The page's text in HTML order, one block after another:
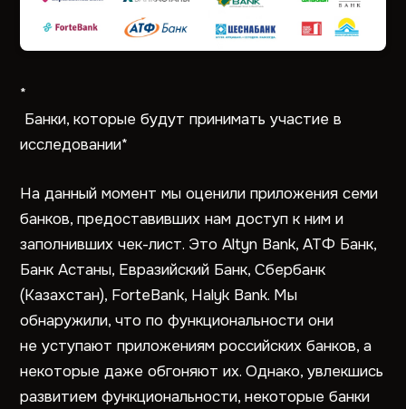
*
Банки, которые будут принимать участие в
исследовании*
На данный момент мы оценили приложения семи
банков, предоставивших нам доступ к ним и
заполнивших чек-лист. Это Altyn Bank, АТФ Банк,
Банк Астаны, Евразийский Банк, Сбербанк
(Казахстан), ForteBank, Halyk Bank. Мы
обнаружили, что по функциональности они
не уступают приложениям российских банков, а
некоторые даже обгоняют их. Однако, увлекшись
развитием функциональности, некоторые банки